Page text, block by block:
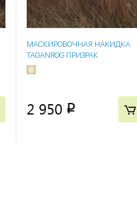
МАСКИРОВОЧНАЯ НАКИДКА
TAGANROG ПРИЗРАК
2 950 p